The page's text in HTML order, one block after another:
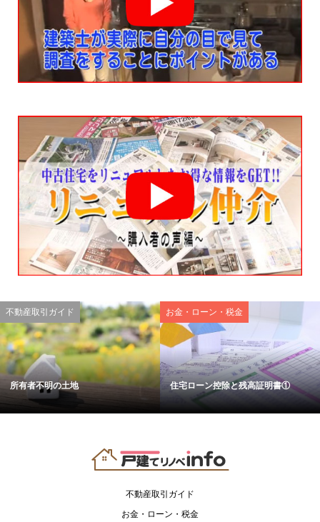
不動産取引ガイド
所有者不明の土地
お金・ローン・税金
住宅ローン控除と残高証明書①
不動産取引ガイド
お金・ローン・税金